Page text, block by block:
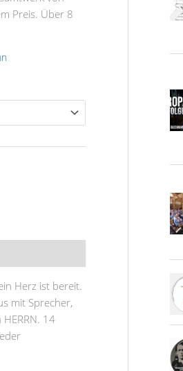
Preis. Über 8
Herz ist bereit.
mit Sprecher,
14